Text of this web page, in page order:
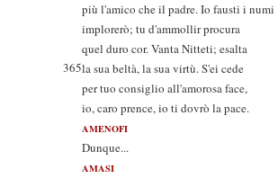
più l'amico che il padre. Io fausti i numi
implorerò; tu d'ammollir procura
quel duro cor. Vanta Nitteti; esalta
365la sua beltà, la sua virtù. S'ei cede
per tuo consiglio all'amorosa face,
io, caro prence, io ti dovrò la pace.
AMENOFI
Dunque...
AMASI